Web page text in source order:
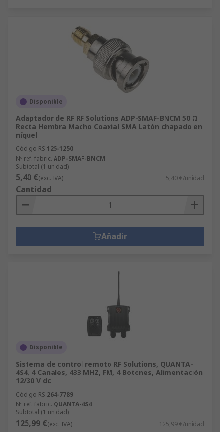
Disponible
Adaptador de RF RF Solutions ADP-SMAF-BNCM 50 Ω
Recta Hembra Macho Coaxial SMA Latón chapado en
níquel
Código RS 125-1250
Nº ref. fabric. ADP-SMAF-BNCM
Subtotal (1 unidad)
5,40 €(exc. IVA) 5,40 €/unidad
Cantidad
Añadir
Disponible
Sistema de control remoto RF Solutions, QUANTA-
4S4, 4 Canales, 433 MHZ, FM, 4 Botones, Alimentación
12/30 V dc
Código RS 264-7789
Nº ref. fabric. QUANTA-4S4
Subtotal (1 unidad)
125,99 €(exc. IVA) 125,99 €/unidad